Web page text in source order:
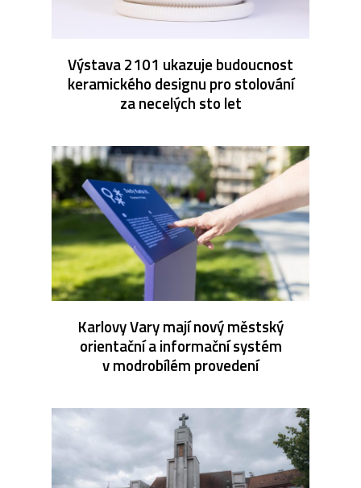
Výstava 2101 ukazuje budoucnost
keramického designu pro stolování
za necelých sto let
Karlovy Vary mají nový městský
orientační a informační systém
v modrobílém provedení